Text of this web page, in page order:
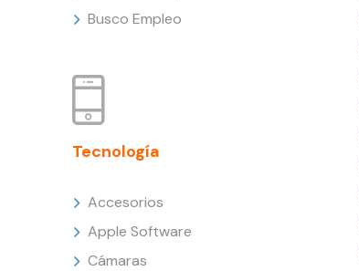
Busco Empleo
Tecnología
Accesorios
Apple Software
Cámaras